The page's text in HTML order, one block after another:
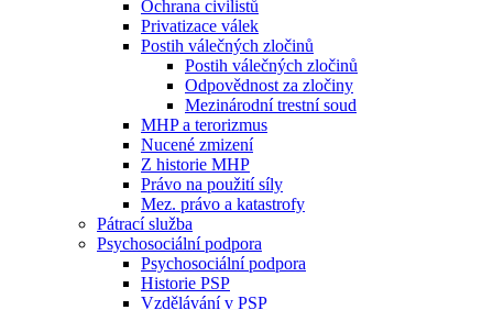
Ochrana civilistů
Privatizace válek
Postih válečných zločinů
Postih válečných zločinů
Odpovědnost za zločiny
Mezinárodní trestní soud
MHP a terorizmus
Nucené zmizení
Z historie MHP
Právo na použití síly
Mez. právo a katastrofy
Pátrací služba
Psychosociální podpora
Psychosociální podpora
Historie PSP
Vzdělávání v PSP